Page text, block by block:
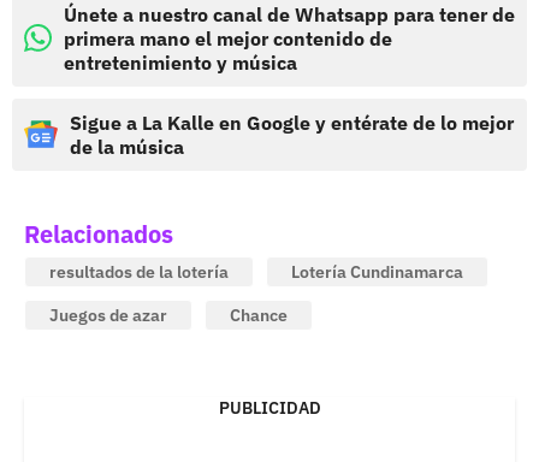
Únete a nuestro canal de Whatsapp para tener de
primera mano el mejor contenido de
entretenimiento y música
Sigue a La Kalle en Google y entérate de lo mejor
de la música
Relacionados
resultados de la lotería
Lotería Cundinamarca
Juegos de azar
Chance
PUBLICIDAD